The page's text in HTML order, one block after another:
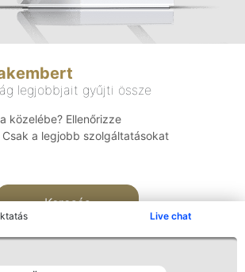
Live chat
legjobbjait gyűjti össze
közelébe? Ellenőrizze
a legjobb szolgáltatásokat
Keresés